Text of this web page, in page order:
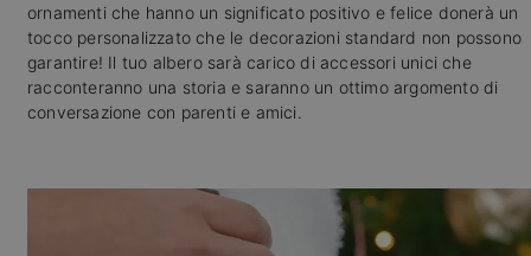
ornamenti che hanno un significato positivo e felice donerà un
tocco personalizzato che le decorazioni standard non possono
garantire! Il tuo albero sarà carico di accessori unici che
racconteranno una storia e saranno un ottimo argomento di
conversazione con parenti e amici.